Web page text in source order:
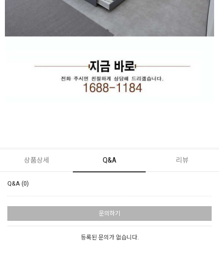
상품상세 Q&A 리뷰
Q&A (0)
문의하기
등록된 문의가 없습니다.